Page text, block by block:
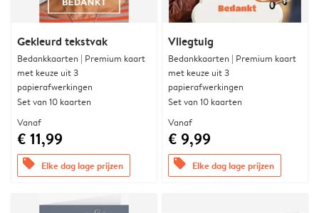
Gekleurd tekstvak
Bedankkaarten | Premium kaart
met keuze uit 3
papierafwerkingen
Set van 10 kaarten
Vanaf
€ 11,99
offers Elke dag lage prijzen
Vliegtuig
Bedankkaarten | Premium kaart
met keuze uit 3
papierafwerkingen
Set van 10 kaarten
Vanaf
€ 9,99
offers Elke dag lage prijzen